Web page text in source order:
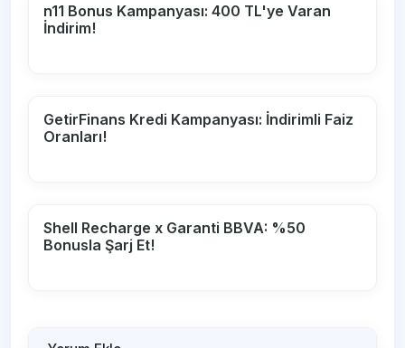
n11 Bonus Kampanyası: 400 TL'ye Varan
İndirim!
GetirFinans Kredi Kampanyası: İndirimli Faiz
Oranları!
Shell Recharge x Garanti BBVA: %50
Bonusla Şarj Et!